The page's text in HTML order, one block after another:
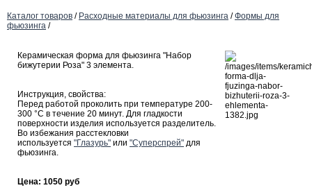
Каталог товаров / Расходные материалы для фьюзинга /Формы для
фьюзинга /
Керамическая форма для фьюзинга "Набор
бижутерии Роза" 3 элемента.
Инструкция, свойства:
Перед работой проколить при температуре 200-
300 °С в течение 20 минут. Для гладкости
поверхности изделия используется разделитель.
Во избежания расстекловки
используется "Глазурь" или "Суперспрей" для
фьюзинга.
Цена: 1050 руб